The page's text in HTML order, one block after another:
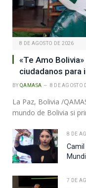
8 DE AGOSTO DE 2026
«Te Amo
ciudadanos para
BY QAMASA 8 DE AGOSTO
La Paz, Bolivia /
mundo de Bolivia si
8 DE
Camil
7 DE